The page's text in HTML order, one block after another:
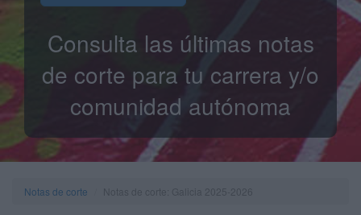
Consulta las últimas notas
de corte para tu carrera y/o
comunidad autónoma
Notas de corte